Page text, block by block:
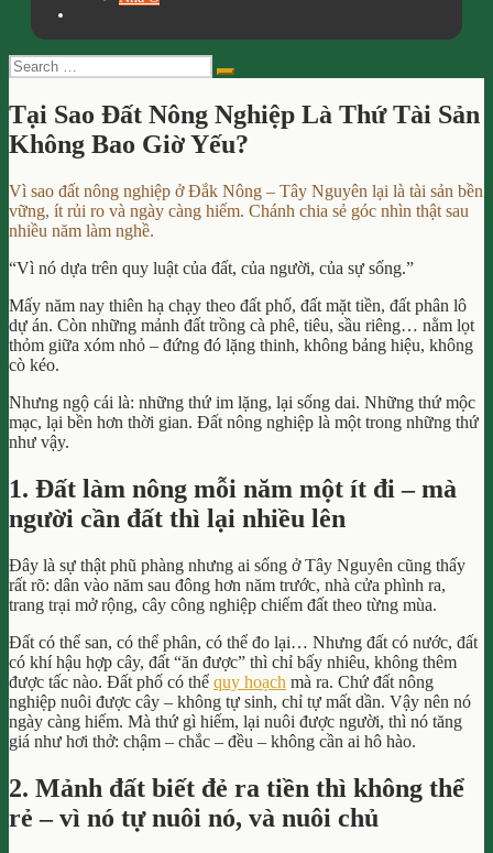
Search
for:
Search
Tại Sao Đất Nông Nghiệp Là Thứ Tài Sản
Không Bao Giờ Yếu?
Vì sao đất nông nghiệp ở Đắk Nông – Tây Nguyên lại là tài sản bền
vững, ít rủi ro và ngày càng hiếm. Chánh chia sẻ góc nhìn thật sau
nhiều năm làm nghề.
“Vì nó dựa trên quy luật của đất, của người, của sự sống.”
Mấy năm nay thiên hạ chạy theo đất phố, đất mặt tiền, đất phân lô
dự án. Còn những mảnh đất trồng cà phê, tiêu, sầu riêng… nằm lọt
thỏm giữa xóm nhỏ – đứng đó lặng thinh, không bảng hiệu, không
cò kéo.
Nhưng ngộ cái là: những thứ im lặng, lại sống dai. Những thứ mộc
mạc, lại bền hơn thời gian. Đất nông nghiệp là một trong những thứ
như vậy.
1. Đất làm nông mỗi năm một ít đi – mà
người cần đất thì lại nhiều lên
Đây là sự thật phũ phàng nhưng ai sống ở Tây Nguyên cũng thấy
rất rõ: dân vào năm sau đông hơn năm trước, nhà cửa phình ra,
trang trại mở rộng, cây công nghiệp chiếm đất theo từng mùa.
Đất có thể san, có thể phân, có thể đo lại… Nhưng đất có nước, đất
có khí hậu hợp cây, đất “ăn được” thì chỉ bấy nhiêu, không thêm
được tấc nào. Đất phố có thể quy hoạch mà ra. Chứ đất nông
nghiệp nuôi được cây – không tự sinh, chỉ tự mất dần. Vậy nên nó
ngày càng hiếm. Mà thứ gì hiếm, lại nuôi được người, thì nó tăng
giá như hơi thở: chậm – chắc – đều – không cần ai hô hào.
2. Mảnh đất biết đẻ ra tiền thì không thể
rẻ – vì nó tự nuôi nó, và nuôi chủ